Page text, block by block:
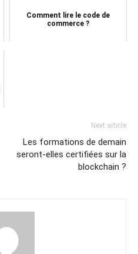
Comment lire le code de
commerce ?
Next article
Les formations de demain
seront-elles certifiées sur la
blockchain ?